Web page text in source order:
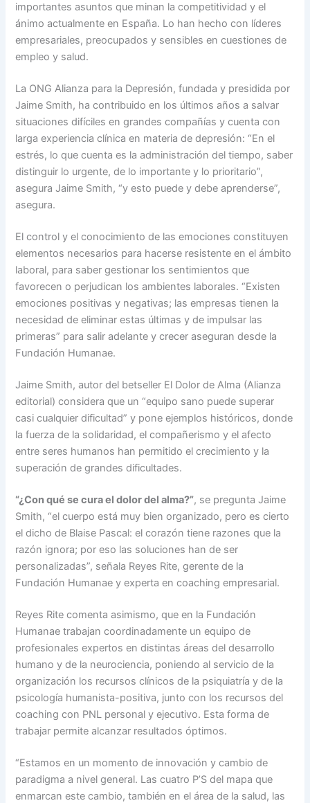
importantes asuntos que minan la competitividad y el
ánimo actualmente en España. Lo han hecho con líderes
empresariales, preocupados y sensibles en cuestiones de
empleo y salud.
La ONG Alianza para la Depresión, fundada y presidida por
Jaime Smith, ha contribuido en los últimos años a salvar
situaciones difíciles en grandes compañías y cuenta con
larga experiencia clínica en materia de depresión: “En el
estrés, lo que cuenta es la administración del tiempo, saber
distinguir lo urgente, de lo importante y lo prioritario”,
asegura Jaime Smith, “y esto puede y debe aprenderse”,
asegura.
El control y el conocimiento de las emociones constituyen
elementos necesarios para hacerse resistente en el ámbito
laboral, para saber gestionar los sentimientos que
favorecen o perjudican los ambientes laborales. “Existen
emociones positivas y negativas; las empresas tienen la
necesidad de eliminar estas últimas y de impulsar las
primeras” para salir adelante y crecer aseguran desde la
Fundación Humanae.
Jaime Smith, autor del betseller El Dolor de Alma (Alianza
editorial) considera que un “equipo sano puede superar
casi cualquier dificultad” y pone ejemplos históricos, donde
la fuerza de la solidaridad, el compañerismo y el afecto
entre seres humanos han permitido el crecimiento y la
superación de grandes dificultades.
“¿Con qué se cura el dolor del alma?”, se pregunta Jaime
Smith, “el cuerpo está muy bien organizado, pero es cierto
el dicho de Blaise Pascal: el corazón tiene razones que la
razón ignora; por eso las soluciones han de ser
personalizadas”, señala Reyes Rite, gerente de la
Fundación Humanae y experta en coaching empresarial.
Reyes Rite comenta asimismo, que en la Fundación
Humanae trabajan coordinadamente un equipo de
profesionales expertos en distintas áreas del desarrollo
humano y de la neurociencia, poniendo al servicio de la
organización los recursos clínicos de la psiquiatría y de la
psicología humanista-positiva, junto con los recursos del
coaching con PNL personal y ejecutivo. Esta forma de
trabajar permite alcanzar resultados óptimos.
“Estamos en un momento de innovación y cambio de
paradigma a nivel general. Las cuatro P’S del mapa que
enmarcan este cambio, también en el área de la salud, las